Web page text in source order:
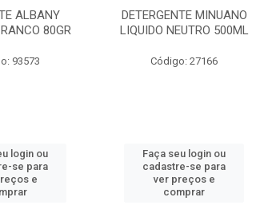
ALBANY
80GR
93573
login ou
se para
e
DETERGENTE MINUANO
LIQUIDO NEUTRO 500ML
Código: 27166
Faça seu login ou
cadastre-se para
ver preços e
comprar